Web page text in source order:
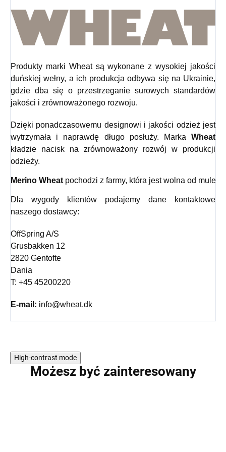
Produkty marki Wheat są wykonane z wysokiej jakości
duńskiej wełny, a ich produkcja odbywa się na Ukrainie,
gdzie dba się o przestrzeganie surowych standardów
jakości i zrównoważonego rozwoju.
Dzięki ponadczasowemu designowi i jakości odzież jest
wytrzymała i naprawdę długo posłuży. Marka Wheat
kładzie nacisk na zrównoważony rozwój w produkcji
odzieży.
Merino Wheat pochodzi z farmy, która jest wolna od
Dla wygody klientów podajemy dane kontaktowe
naszego dostawcy:
OffSpring A/S
Grusbakken 12
2820 Gentofte
Dania
T: +45 45200220
E-mail: info@wheat.dk
High-contrast mode
Możesz być zainteresowany